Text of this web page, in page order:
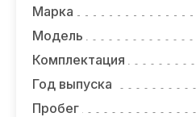
ВАКАНСИИ
О КОМПАНИИ
КОНТАКТЫ
Марка
Модель
Комплектация
Год выпуска
Пробег